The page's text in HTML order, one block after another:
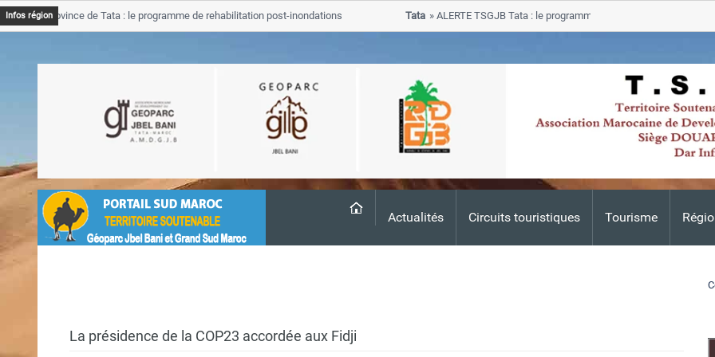
Actualités Circuits touristiques Tourisme
Infos région
Province de Tata : le programme de rehabilitation post-inondations
ALERTE TSGJB Tata : le programme de rehabilitation post-
progresse dans les zones sinistrees
La présidence de la COP23 accordée aux Fidji